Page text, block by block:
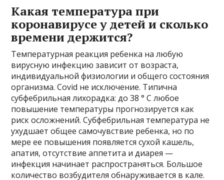
Какая температура при
коронавирусе у детей и сколько
времени держится?
Температурная реакция ребенка на любую
вирусную инфекцию зависит от возраста,
индивидуальной физиологии и общего состояния
организма. Covid не исключение. Типична
субфебрильная лихорадка: до 38 ° C любое
повышение температуры прогнозируется как
риск осложнений. Субфебрильная температура не
ухудшает общее самочувствие ребенка, но по
мере ее повышения появляется сухой кашель,
апатия, отсутствие аппетита и диарея —
инфекция начинает распространяться. Большое
количество возбудителя обнаруживается в кале.